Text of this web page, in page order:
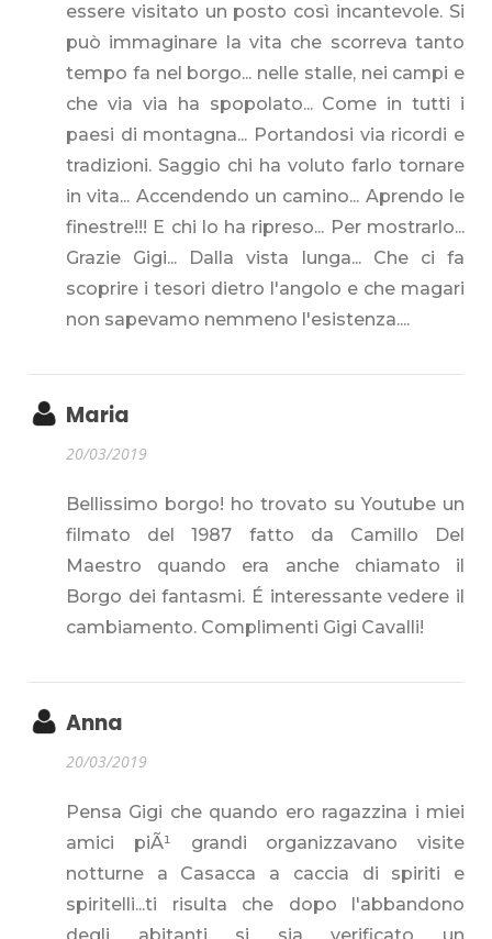
essere visitato un posto così incantevole. Si
può immaginare la vita che scorreva tanto
tempo fa nel borgo... nelle stalle, nei campi e
che via via ha spopolato... Come in tutti i
paesi di montagna... Portandosi via ricordi e
tradizioni. Saggio chi ha voluto farlo tornare
in vita... Accendendo un camino... Aprendo le
finestre!!! E chi lo ha ripreso... Per mostrarlo...
Grazie Gigi... Dalla vista lunga... Che ci fa
scoprire i tesori dietro l'angolo e che magari
non sapevamo nemmeno l'esistenza....
Maria
20/03/2019
Bellissimo borgo! ho trovato su Youtube un
filmato del 1987 fatto da Camillo Del
Maestro quando era anche chiamato il
Borgo dei fantasmi. É interessante vedere il
cambiamento. Complimenti Gigi Cavalli!
Anna
20/03/2019
Pensa Gigi che quando ero ragazzina i miei
amici piÃ¹ grandi organizzavano visite
notturne a Casacca a caccia di spiriti e
spiritelli...ti risulta che dopo l'abbandono